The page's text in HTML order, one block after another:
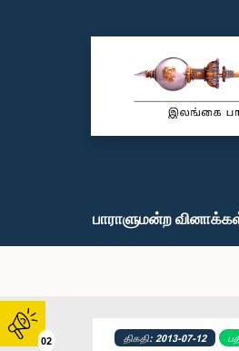
02
பாராளுமன்ற
திகதி: 2013-07-12